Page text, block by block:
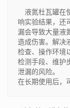
液氮杜瓦罐在
响实验结果，还
漏会导致大量液
造成伤害。解决
检查、操作环境
检测手段、维护
泄漏的风险。
在长期使用后，